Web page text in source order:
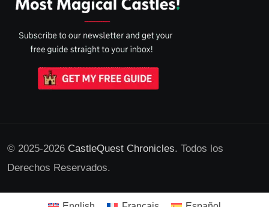
© 2025-2026 CastleQuest Chronicles. Todos los
Derechos Reservados.